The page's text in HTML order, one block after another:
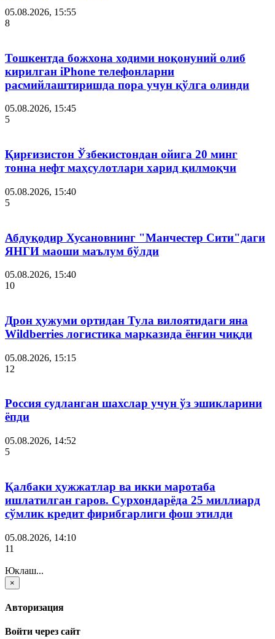
05.08.2026, 15:55
8
Тошкентда божхона ходими ноқонуний олиб
кирилган iPhone телефонларни
расмийлаштиришда пора учун қўлга олинди
05.08.2026, 15:45
5
Қирғизистон Ўзбекистондан ойига 20 минг
тонна нефт маҳсулотлари харид қилмоқчи
05.08.2026, 15:40
5
Абдуқодир Хусановнинг "Манчестер Сити"даги
ЯНГИ маоши маълум бўлди
05.08.2026, 15:40
10
Дрон ҳужуми ортидан Тула вилоятидаги яна
Wildberries логистика марказида ёнғин чиқди
05.08.2026, 15:15
12
Россия судланган шахслар учун ўз эшикларини
ёпди
05.08.2026, 14:52
5
Қалбаки ҳужжатлар ва икки маротаба
ишлатилган гаров. Сурхондарёда 25 миллиард
сўмлик кредит фирибгарлиги фош этилди
05.08.2026, 14:10
11
Юклаш...
×
Авторизация
Войти через сайт